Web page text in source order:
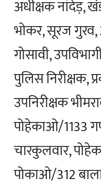
अधीक्षक नांदेड़,
भोकर, सूरज गुरव,
गोसावी,
पुलिस निरीक्षक,
उपनिरीक्षक
पोहेकाओ/1133
चारकुलवार,
पोकाओ/312